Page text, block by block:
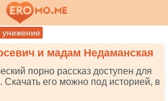
унижение
и мадам Недаманская
порно рассказ доступен для
Скачать его можно под историей, в